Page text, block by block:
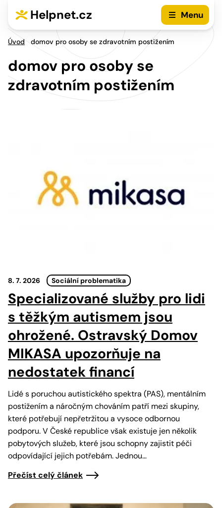
Helpnet.cz Menu
Úvod domov pro osoby se zdravotním postižením
domov pro osoby se
zdravotním postižením
8. 7. 2026 Sociální problematika
Specializované služby pro lidi
s těžkým autismem jsou
ohrožené. Ostravský Domov
MIKASA upozorňuje na
nedostatek financí
Lidé s poruchou autistického spektra (PAS), mentálním
postižením a náročným chováním patří mezi skupiny,
které potřebují nepřetržitou a vysoce odbornou
podporu. V České republice však existuje jen několik
pobytových služeb, které jsou schopny zajistit péči
odpovídající jejich potřebám. Jednou…
Přečíst celý článek